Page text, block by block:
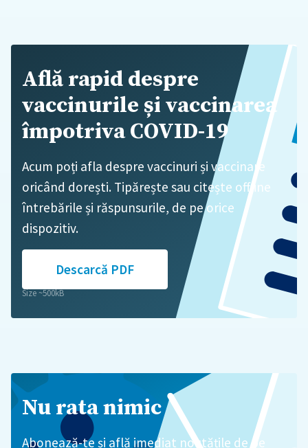
Află rapid despre
vaccinurile și vaccinarea
împotriva COVID-19
Acum poți afla despre vaccinuri și vaccinare
oricând dorești. Tipărește sau citește offline
întrebările și răspunsurile, de pe orice
dispozitiv.
Descarcă PDF
Size ~500kB
Nu rata nimic
Abonează-te și află imediat noutățile de pe